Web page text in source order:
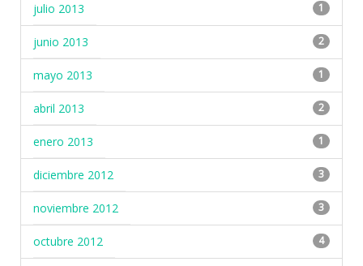
julio 2013 1
junio 2013 2
mayo 2013 1
abril 2013 2
enero 2013 1
diciembre 2012 3
noviembre 2012 3
octubre 2012 4